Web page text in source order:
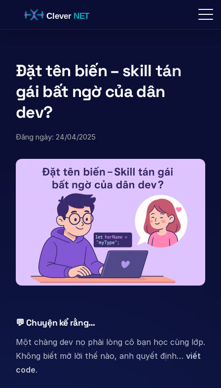
Đặt tên biến – skill tán
gái bất ngờ của dân
dev?
Đăng ngày: 24/04/2025
💬 Chuyện kể rằng…
Một chàng dev nọ phải lòng cô bạn học cùng lớp.
Không biết mở lời thế nào, anh quyết định… viết
code.